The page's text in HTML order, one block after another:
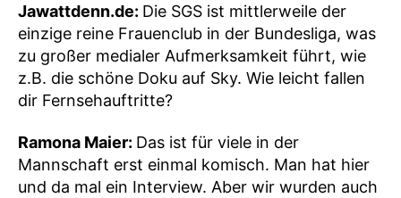
Jawattdenn.de: Die SGS ist mittlerweile der
einzige reine Frauenclub in der Bundesliga, was
zu großer medialer Aufmerksamkeit führt, wie
z.B. die schöne Doku auf Sky. Wie leicht fallen
dir Fernsehauftritte?
Ramona Maier: Das ist für viele in der
Mannschaft erst einmal komisch. Man hat hier
und da mal ein Interview. Aber wir wurden auch